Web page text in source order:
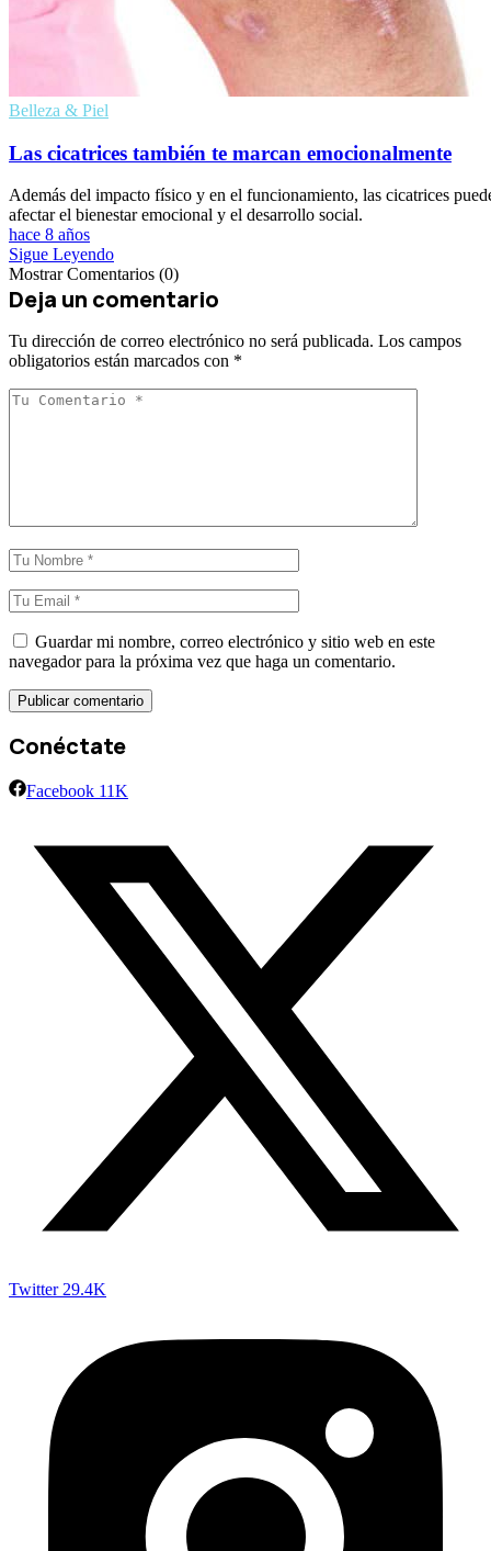
Belleza & Piel
Las cicatrices también te marcan emocionalmente
Además del impacto físico y en el funcionamiento, las cicatrices
afectar el bienestar emocional y el desarrollo social.
hace 8 años
Sigue Leyendo
Mostrar Comentarios (0)
Deja un comentario
Tu dirección de correo electrónico no será publicada. Los campos
obligatorios están marcados con *
Guardar mi nombre, correo electrónico y sitio web en este
navegador para la próxima vez que haga un comentario.
Conéctate
Facebook 11K
Twitter 29.4K